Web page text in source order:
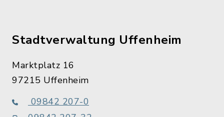
Stadtverwaltung Uffenheim
Marktplatz 16
97215 Uffenheim
09842 207-0